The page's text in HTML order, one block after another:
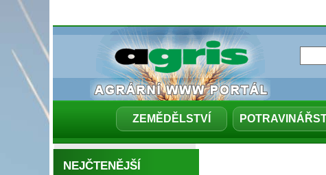
ZEMĚDĚLSTVÍ
NEJČTENĚJŠÍ